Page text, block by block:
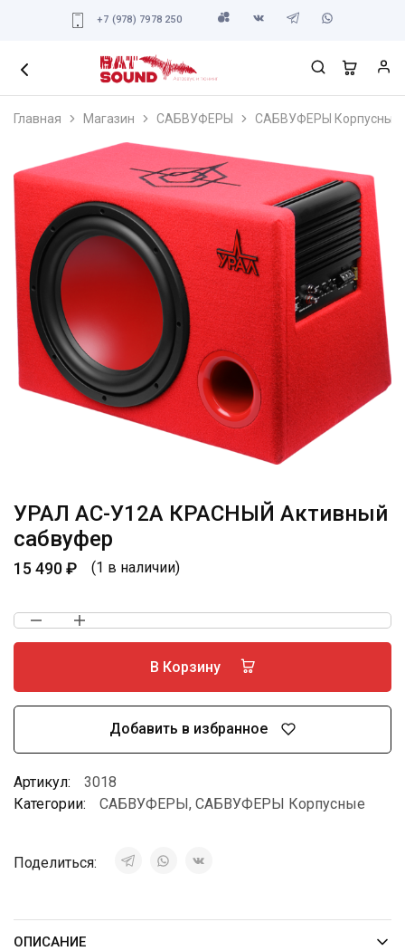
+7 (978) 7978 250
Главная Магазин САБВУФЕРЫ САБВУФЕРЫ Корпусные
УРАЛ АС-У12А КРАСНЫЙ Активный
сабвуфер
15 490₽ (1 в наличии)
В Корзину
Добавить в избранное
Артикул:
3018
Категории:
САБВУФЕРЫ, САБВУФЕРЫ Корпусные
Поделиться:
ОПИСАНИЕ